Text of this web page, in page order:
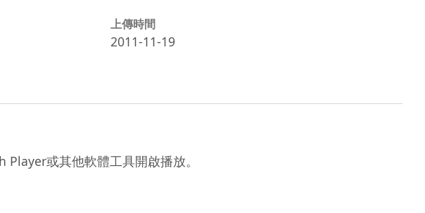
上傳時間
2011-11-19
或其他軟體工具開啟播放。